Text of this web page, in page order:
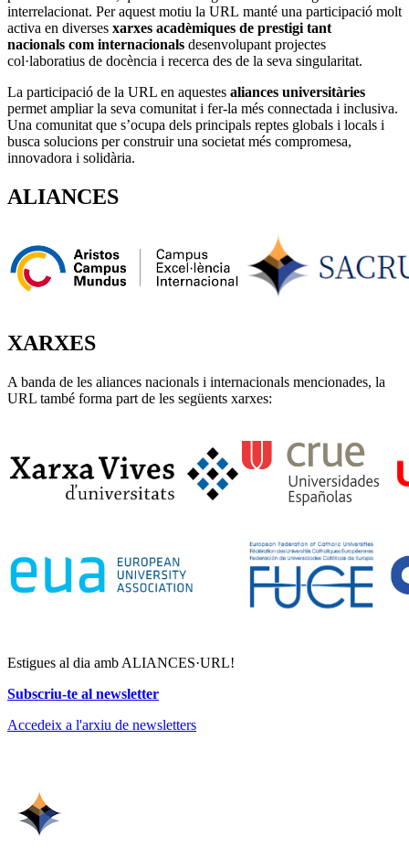
interrelacionat. Per aquest motiu la URL manté una participació molt
activa en diverses xarxes acadèmiques de prestigi tant
nacionals com internacionals desenvolupant projectes
col·laboratius de docència i recerca des de la seva singularitat.
La participació de la URL en aquestes aliances universitàries
permet ampliar la seva comunitat i fer-la més connectada i inclusiva.
Una comunitat que s’ocupa dels principals reptes globals i locals i
busca solucions per construir una societat més compromesa,
innovadora i solidària.
ALIANCES
XARXES
A banda de les aliances nacionals i internacionals mencionades, la
URL també forma part de les següents xarxes:
Estigues al dia amb ALIANCES·URL!
Subscriu-te al newsletter
Accedeix a l'arxiu de newsletters